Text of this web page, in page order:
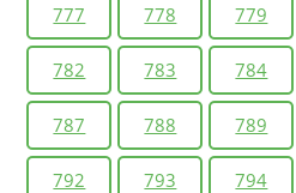
777 778 779
782 783 784
787 788 789
792 793 794